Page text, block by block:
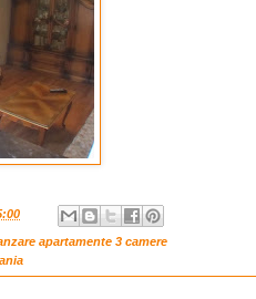
apartamente 3 camere